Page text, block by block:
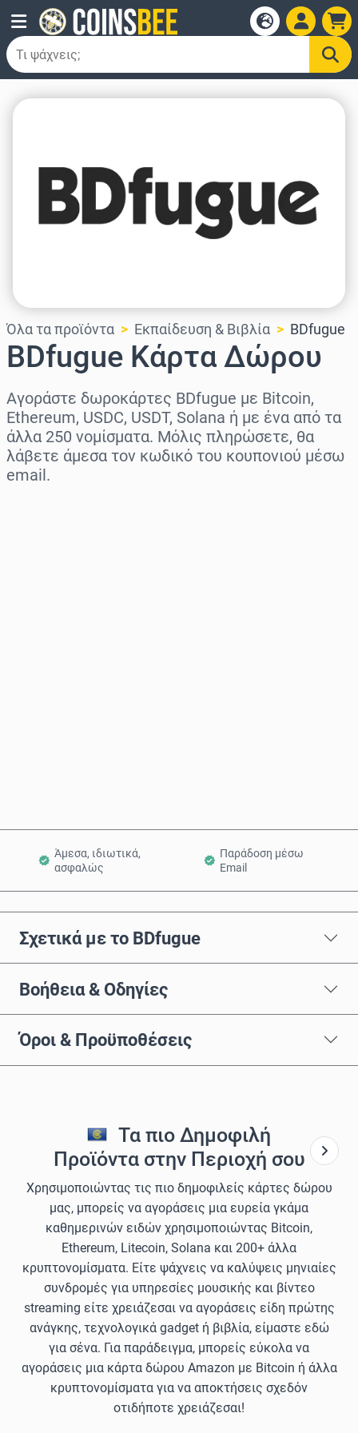
Όλα τα προϊόντα Εκπαίδευση & Βιβλία BDfugue
BDfugue Κάρτα Δώρου
Αγοράστε δωροκάρτες BDfugue με Bitcoin,
Ethereum, USDC, USDT, Solana ή με ένα από τα
άλλα 250 νομίσματα. Μόλις πληρώσετε, θα
λάβετε άμεσα τον κωδικό του κουπονιού μέσω
email.
Άμεσα, ιδιωτικά,
ασφαλώς
Παράδοση μέσω
Email
Σχετικά με το BDfugue
Βοήθεια & Οδηγίες
Όροι & Προϋποθέσεις
Τα πιο Δημοφιλή
Προϊόντα στην Περιοχή σου
Χρησιμοποιώντας τις πιο δημοφιλείς κάρτες δώρου
μας, μπορείς να αγοράσεις μια ευρεία γκάμα
καθημερινών ειδών χρησιμοποιώντας Bitcoin,
Ethereum, Litecoin, Solana και 200+ άλλα
κρυπτονομίσματα. Είτε ψάχνεις να καλύψεις μηνιαίες
συνδρομές για υπηρεσίες μουσικής και βίντεο
streaming είτε χρειάζεσαι να αγοράσεις είδη πρώτης
ανάγκης, τεχνολογικά gadget ή βιβλία, είμαστε εδώ
για σένα. Για παράδειγμα, μπορείς εύκολα να
αγοράσεις μια κάρτα δώρου Amazon με Bitcoin ή άλλα
κρυπτονομίσματα για να αποκτήσεις σχεδόν
οτιδήποτε χρειάζεσαι!